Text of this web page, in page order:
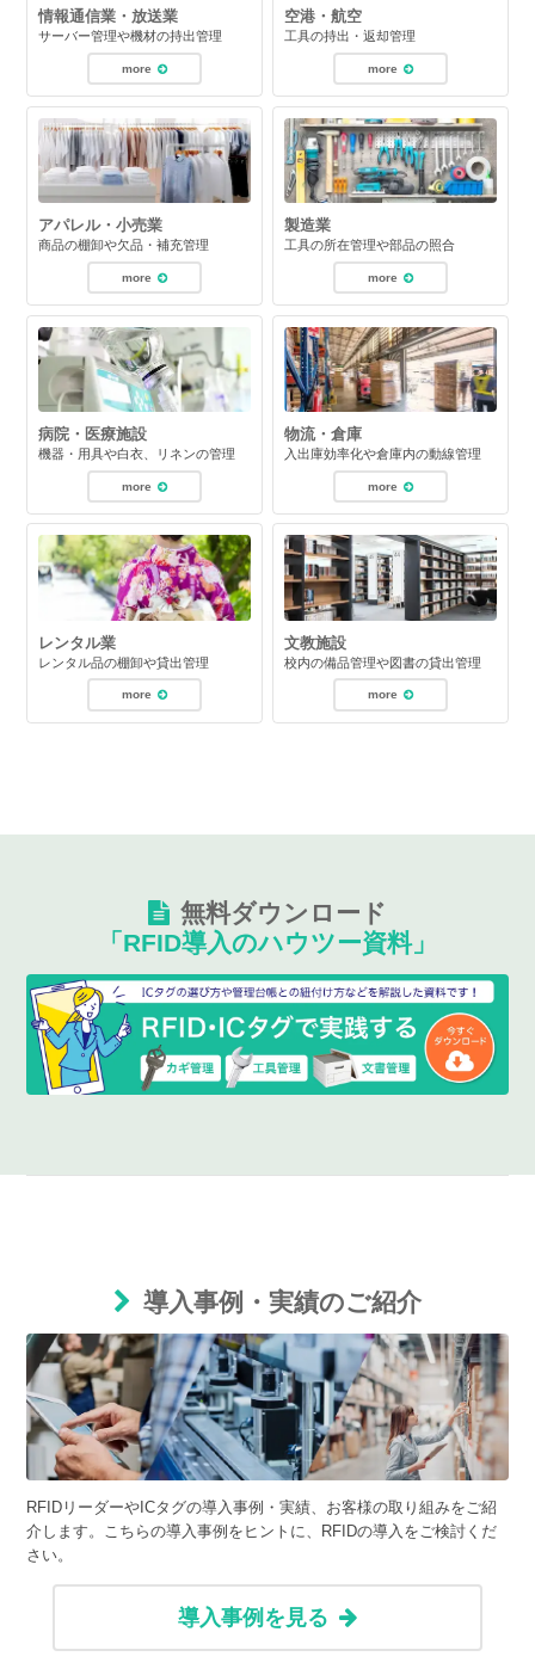
情報通信業・放送業
サーバー管理や機材の持出管理
more
空港・航空
工具の持出・返却管理
more
アパレル・小売業
商品の棚卸や欠品・補充管理
more
製造業
工具の所在管理や部品の照合
more
病院・医療施設
機器・用具や白衣、リネンの管理
more
物流・倉庫
入出庫効率化や倉庫内の動線管理
more
レンタル業
レンタル品の棚卸や貸出管理
more
文教施設
校内の備品管理や図書の貸出管理
more
無料ダウンロード
「RFID導入のハウツー資料」
導入事例・実績のご紹介
RFIDリーダーやICタグの導入事例・実績、お客様の取り組みをご紹
介します。こちらの導入事例をヒントに、RFIDの導入をご検討くだ
さい。
導入事例を見る